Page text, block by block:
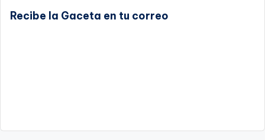
Recibe la Gaceta en tu correo